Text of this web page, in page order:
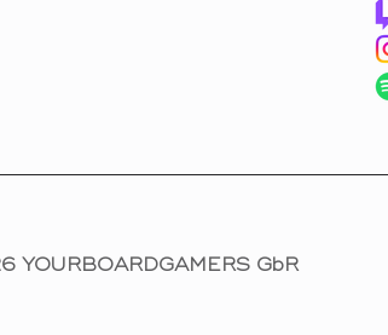
YOURBOARDGAMERS GbR